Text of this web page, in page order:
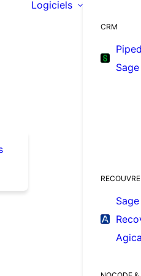
Logiciels
CRM